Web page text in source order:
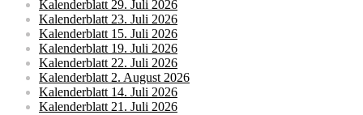
Kalenderblatt 29. Juli 2026
Kalenderblatt 23. Juli 2026
Kalenderblatt 15. Juli 2026
Kalenderblatt 19. Juli 2026
Kalenderblatt 22. Juli 2026
Kalenderblatt 2. August 2026
Kalenderblatt 14. Juli 2026
Kalenderblatt 21. Juli 2026